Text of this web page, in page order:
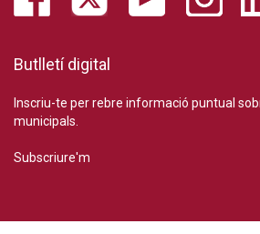
Butlletí digital
Inscriu-te per rebre informació puntual
municipals.
Subscriure'm